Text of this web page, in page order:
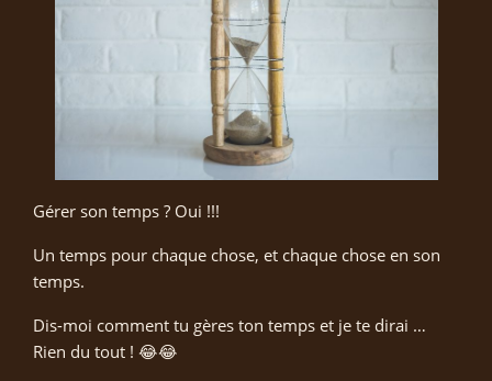
Gérer son temps ? Oui !!!
Un temps pour chaque chose, et chaque chose en son
temps.
Dis-moi comment tu gères ton temps et je te dirai …
Rien du tout ! 😂😂